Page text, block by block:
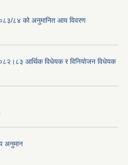
८४ को अनुमानित आय विवरण
आर्थिक विधेयक र विनियोजन विधेयक
अनुमान